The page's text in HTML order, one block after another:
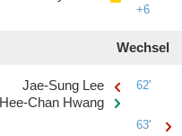
+6
Wechsel
Jae-Sung Lee
Hee-Chan Hwang
62'
63'